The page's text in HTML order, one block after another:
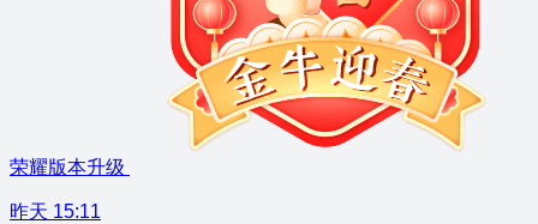
荣耀版本升级
昨天 15:11